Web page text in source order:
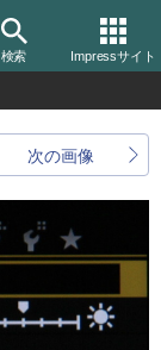
検索 Impressサイト
次の画像